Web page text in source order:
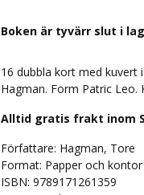
Boken är tyvärr slut i
16 dubbla kort med kuvert
Hagman. Form Patric
Alltid gratis frakt inom
Författare: Hagman, Tore
Format: Papper och kontor
ISBN: 9789171261359